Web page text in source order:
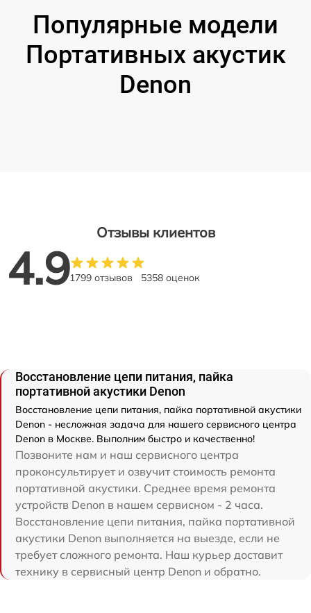
Популярные модели
Портативных акустик
Denon
Отзывы клиентов
4.91799 отзывов 5358 оценок
Восстановление цепи питания, пайка
портативной акустики Denon
Восстановление цепи питания, пайка портативной акустики
Denon - несложная задача для нашего сервисного центра
Denon в Москве. Выполним быстро и качественно!
Позвоните нам и наш сервисного центра
проконсультирует и озвучит стоимость ремонта
портативной акустики. Среднее время ремонта
устройств Denon в нашем сервисном - 2 часа.
Восстановление цепи питания, пайка портативной
акустики Denon выполняется на выезде, если не
требует сложного ремонта. Наш курьер доставит
технику в сервисный центр Denon и обратно.